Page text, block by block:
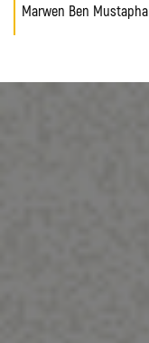
Marwen Ben Mustapha